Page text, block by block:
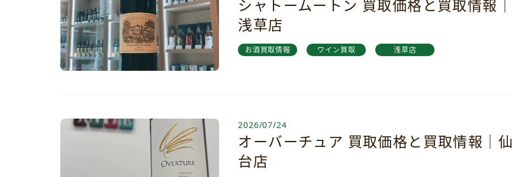
シャトームートン 買取価格と買取情報｜
浅草店
お酒買取情報 ワイン買取 浅草店
2026/07/24
オーバーチュア 買取価格と買取情報｜仙
台店